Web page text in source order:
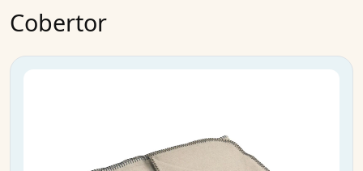
Cobertor